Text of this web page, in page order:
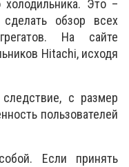
Это –
обзор всех
На сайте
Hitachi, исходя
с размер
пользователей
Если принять